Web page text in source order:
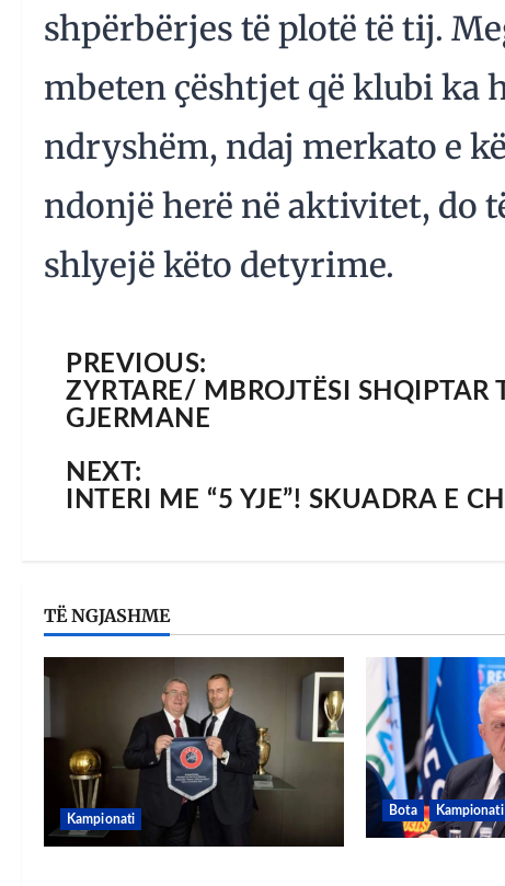
shpërbërjes të plotë të tij.
mbeten çështjet që klubi ka
ndryshëm, ndaj merkato e
ndonjë herë në aktivitet, do
shlyejë këto detyrime.
PREVIOUS:
ZYRTARE/ MBROJTËSI SHQIPTAR
GJERMANE
NEXT:
INTERI ME “5 YJE”! SKUADRA E
TË NGJASHME
Kampionati
Bota Kampionati